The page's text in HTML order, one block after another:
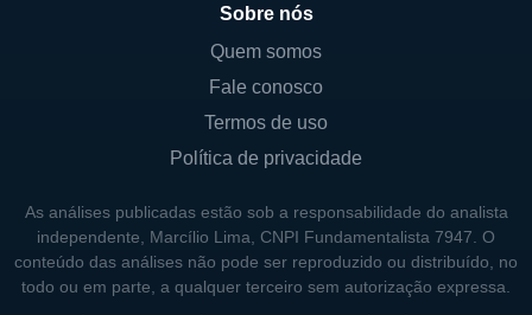
Sobre nós
Quem somos
Fale conosco
Termos de uso
Política de privacidade
As análises publicadas estão sob a responsabilidade do analista
independente, Marcílio Lima, CNPI Fundamentalista 7947. O
conteúdo das análises não pode ser reproduzido ou distribuído, no
todo ou em parte, a qualquer terceiro sem autorização expressa.